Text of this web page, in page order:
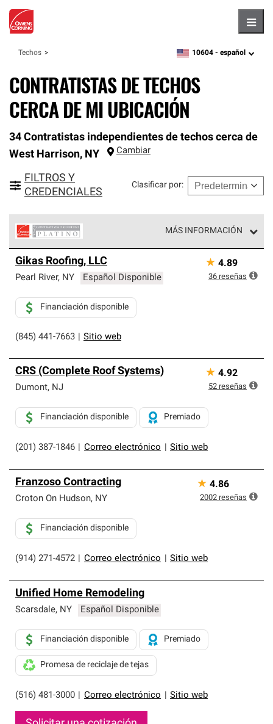
Techos zipcode,language
10604 - español
CONTRATISTAS DE TECHOS
CERCA DE MI UBICACIÓN
34 Contratistas independientes de techos cerca de
West Harrison, NY Cambiar
FILTROS Y
CREDENCIALES
Clasificar por:
MÁS INFORMACIÓN
Corning constituyen el nivel superior de nuestra red
exclusiva y cumplen con estándares estrictos de
Solo ellos pueden ofrecer nuestra mejor garantía de
sistemas de techos.
Gikas Roofing, LLC
Pearl River, NY Español Disponible
(845) 441-7663 Sitio web
Financiación disponible
★ 4.89
36 reseñas
CRS (Complete Roof Systems)
Dumont, NJ
(201) 387-1846 Correo electrónico Sitio web
Financiación disponible Premiado
★ 4.92
52 reseñas
Franzoso Contracting
Croton On Hudson, NY
(914) 271-4572 Correo electrónico Sitio web
Financiación disponible
★ 4.86
2002 reseñas
Unified Home Remodeling
Scarsdale, NY Español Disponible
(516) 481-3000 Correo electrónico Sitio web
Financiación disponible Premiado
Promesa de reciclaje de tejas